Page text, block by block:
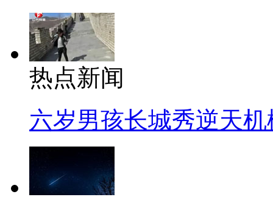
热点新闻
六岁男孩长城秀逆天机